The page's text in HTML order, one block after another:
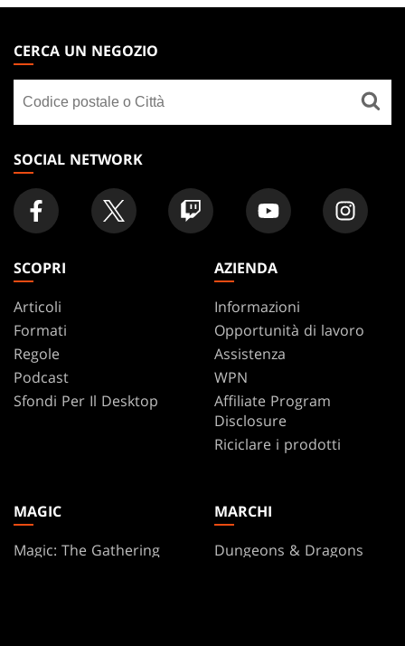
THE
GATHERING
FOOTER
CERCA UN NEGOZIO
un
negozio
SOCIAL NETWORK
SCOPRI
Articoli
Formati
Regole
Podcast
Sfondi Per Il Desktop
AZIENDA
Informazioni
Opportunità di lavoro
Assistenza
WPN
Affiliate Program
Disclosure
Riciclare i prodotti
MAGIC
Magic: The Gathering
MARCHI
Dungeons & Dragons